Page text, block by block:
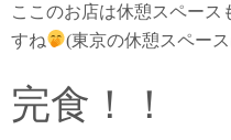
ここのお店は休憩スペー
すね
(東京の休憩スペー
完食！！